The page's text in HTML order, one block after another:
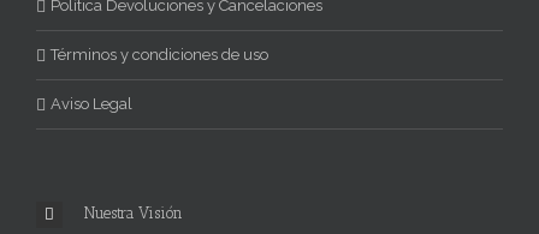
Política Devoluciones y Cancelaciones
Términos y condiciones de uso
Aviso Legal
Nuestra Visión